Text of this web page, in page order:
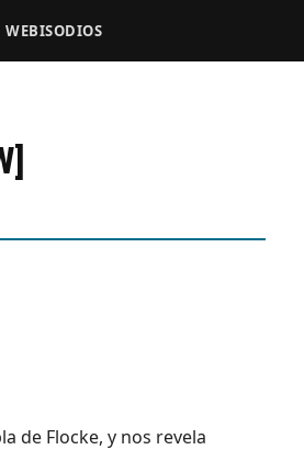
WEBISODIOS
de Flocke, y nos revela